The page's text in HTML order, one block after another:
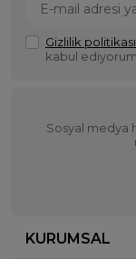
Gizlilik
kabul ediyorum.
Sosyal medya
KURUMSAL